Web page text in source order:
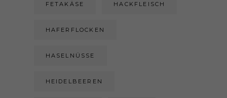
FETAKÄSE HACKFLEISCH
HAFERFLOCKEN
HASELNÜSSE
HEIDELBEEREN